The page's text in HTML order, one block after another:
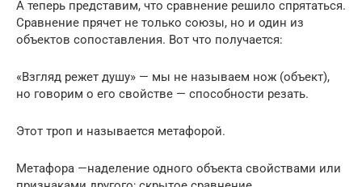
А теперь представим, что сравнение решило спрятаться.
Сравнение прячет не только союзы, но и один из
объектов сопоставления. Вот что получается:
«Взгляд режет душу» — мы не называем нож (объект),
но говорим о его свойстве — способности резать.
Этот троп и называется метафорой.
Метафора —наделение одного объекта свойствами или